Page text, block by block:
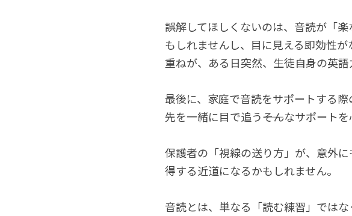
誤解してほしくないのは、音読が「
もしれませんし、目に見える即効性
重ねが、ある日突然、生徒自身の英語
最後に、家庭で音読をサポートする
先を一緒に目で追う――そんなサポート
保護者の「視線の送り方」が、意外
得する近道になるかもしれません。
音読とは、単なる「読む練習」では